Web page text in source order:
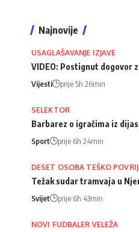
Najnovije
USAGLAŠAVANJE IZJAVE
VIDEO: Postignut dogovor
Vijesti prije 5h 26min
SELEKTOR
Barbarez o igračima iz
Sport prije 6h 24min
DESET OSOBA TEŠKO
Težak sudar tramvaja u
Svijet prije 6h 43min
NOVI FUDBALER VELEŽA